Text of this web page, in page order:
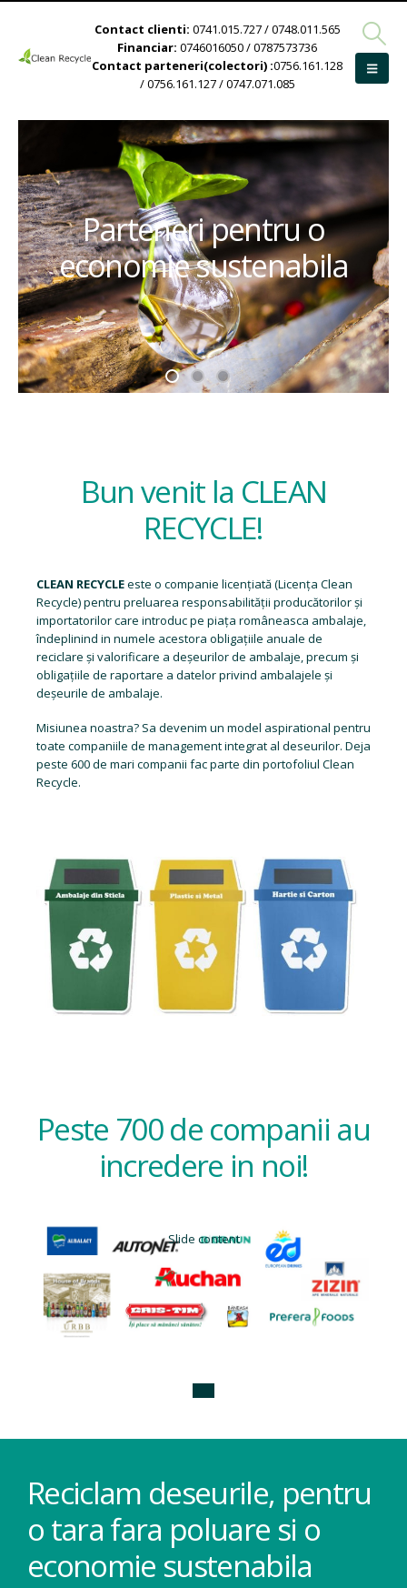
Contact clienti: 0741.015.727 / 0748.011.565
Financiar: 0746016050 / 0787573736
Contact parteneri(colectori) :0756.161.128
/ 0756.161.127 / 0747.071.085
Parteneri pentru o
economie sustenabila
Bun venit la CLEAN
RECYCLE!
CLEAN RECYCLEeste o companie licențiată (Licența Clean
Recycle) pentru preluarea responsabilității producătorilor și
importatorilor care introduc pe piața româneasca ambalaje,
îndeplinind in numele acestora obligațiile anuale de
reciclare și valorificare a deșeurilor de ambalaje, precum și
obligațiile de raportare a datelor privind ambalajele și
deșeurile de ambalaje.
Misiunea noastra? Sa devenim un model aspirational pentru
toate companiile de management integrat al deseurilor. Deja
peste 600 de mari companii fac parte din portofoliul Clean
Recycle.
Peste 700 de companii au
incredere in noi!
Slide content
Reciclam deseurile, pentru
o tara fara poluare si o
economie sustenabila